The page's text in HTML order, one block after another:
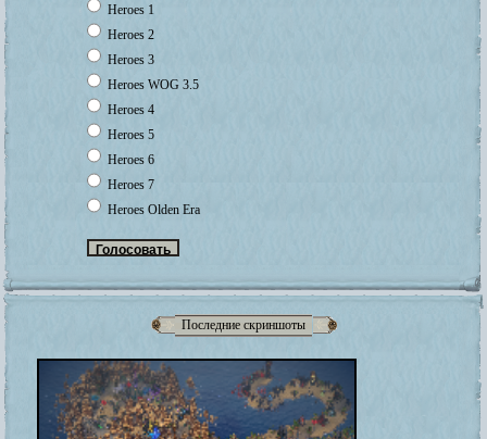
Heroes 1
Heroes 2
Heroes 3
Heroes WOG 3.5
Heroes 4
Heroes 5
Heroes 6
Heroes 7
Heroes Olden Era
Последние скриншоты